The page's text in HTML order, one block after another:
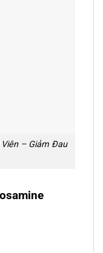
– Giảm Đau